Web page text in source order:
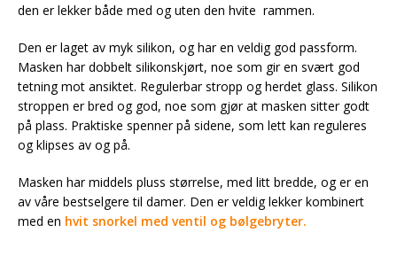
den er lekker både med og uten den hvite rammen.
Den er laget av myk silikon, og har en veldig god passform.
Masken har dobbelt silikonskjørt, noe som gir en svært god
tetning mot ansiktet. Regulerbar stropp og herdet glass. Silikon
stroppen er bred og god, noe som gjør at masken sitter godt
på plass. Praktiske spenner på sidene, som lett kan reguleres
og klipses av og på.
Masken har middels pluss størrelse, med litt bredde, og er en
av våre bestselgere til damer. Den er veldig lekker kombinert
med en hvit snorkel med ventil og bølgebryter.